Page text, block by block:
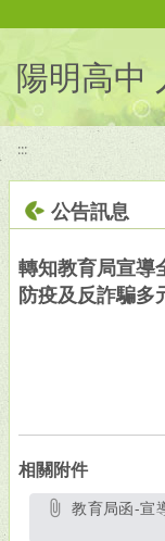
陽明高中
:::
公告訊息
轉知教育局宣導
防疫及反詐騙多
相關附件
教育局函-宣導全民防疫及防範詐騙正確觀念，加強防疫